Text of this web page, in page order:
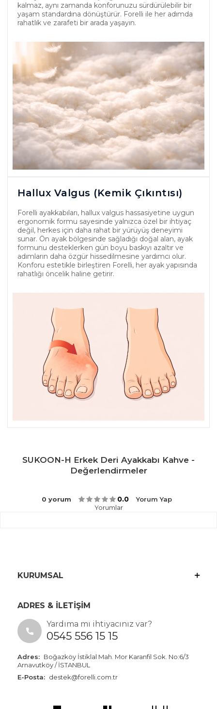
kalmaz, aynı zamanda konforunuzu sürdürülebilir bir
yaşam standardına dönüştürür. Forelli ile her adımda
rahatlık ve zarafeti bir arada yaşayın.
Hallux Valgus (Kemik Çıkıntısı)
Forelli ayakkabıları, hallux valgus hassasiyetine uygun
ergonomik formu sayesinde yalnızca özel bir ihtiyaç
değil, herkes için daha rahat bir yürüyüş deneyimi
sunar. Ön ayak bölgesinde sağladığı doğal alan, ayak
formunu desteklerken gün boyu baskıyı azaltır ve
adımların daha özgür hissedilmesine yardımcı olur.
Konforu estetikle birleştiren Forelli, her ayak yapısında
rahatlığı öncelik haline getirir.
SUKOON-H Erkek Deri Ayakkabı Kahve -
Değerlendirmeler
0 yorum 0.0
Yorum Yap
Yorumlar
KURUMSAL
ADRES & İLETİŞİM
Yardıma mı ihtiyacınız var?
0545 556 15 15
Adres: Boğazköy İstiklal Mah. Mor Karanfil Sok. No:6/3
Arnavutköy / İSTANBUL
E-Posta: destek@forelli.com.tr